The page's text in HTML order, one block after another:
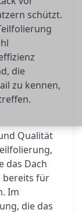
schützt.
die
zu kennen,
Qualität
das Dach
bereits für
Im
die das